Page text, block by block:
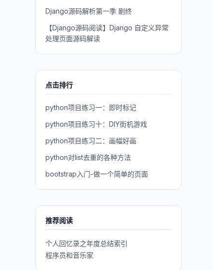
Django源码解析第一季 剧终
【Django源码阅读】Django 自定义异常
处理页面源码解读
点击排行
python项目练习一：即时标记
python项目练习十：DIY街机游戏
python项目练习二：画幅好画
python对list去重的各种方法
bootstrap入门-做一个简单的页面
推荐阅读
个人回忆录之年度总结索引
程序员和音乐家